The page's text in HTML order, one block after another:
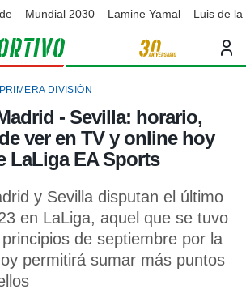
Mundial 2030 Lamine Yamal Luis de
PRIMERA DIVISIÓN
- Sevilla: horario,
ver en TV y online hoy
LaLiga EA Sports
y Sevilla disputan el último
en LaLiga, aquel que se tuvo
de septiembre por la
permitirá sumar más puntos